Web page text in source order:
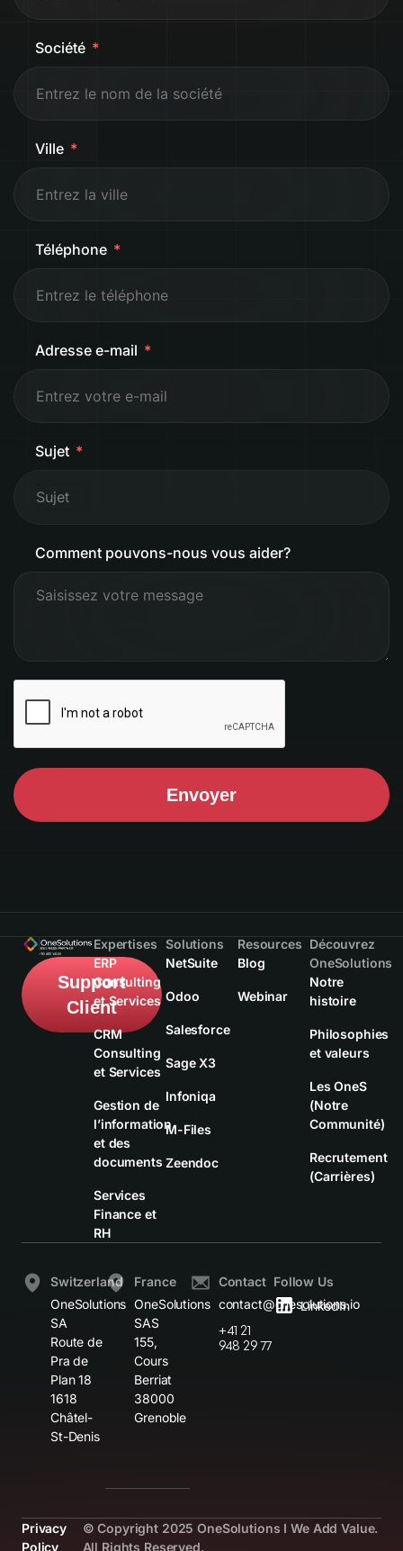
Société
Ville
Téléphone
Adresse e-mail
Sujet
Comment pouvons-nous vous aider?
Envoyer
Support
Client
Expertises
ERP
Consulting
et Services
CRM
Consulting
et Services
Gestion de
l’information
et des
documents
Services
Finance et
RH
Solutions
NetSuite
Odoo
Salesforce
Sage X3
Infoniqa
M-Files
Zeendoc
Resources
Blog
Webinar
Découvrez
OneSolutions
Notre
histoire
Philosophies
et valeurs
Les OneS
(Notre
Communité)
Recrutement
(Carrières)
Switzerland
OneSolutions
SA
Route de
Pra de
Plan 18
1618
Châtel-
St-Denis
France
OneSolutions
SAS
155,
Cours
Berriat
38000
Grenoble
Contact
contact@onesolutions.io
+41 21
948 29 77
Follow Us
LinkedIn
Privacy
Policy
© Copyright 2025 OneSolutions I We Add Value.
All Rights Reserved.